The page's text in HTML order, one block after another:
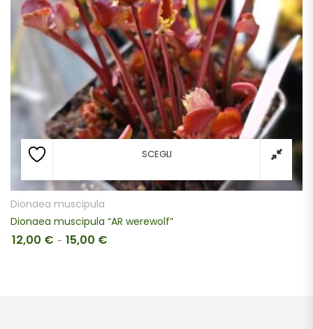
SCEGLI
Dionaea muscipula
Dionaea muscipula “AR werewolf”
12,00 € - 15,00 €